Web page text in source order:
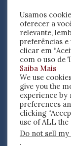
nós
FONTES E
As resenhas,
periódicos
você tem
periódico,
Conheça o
índices
ISSN
Usamos
oferecer a
relevante,
preferências e
clicar em
com o uso de
Saiba Mais
We use
give you the
experience
preferences
clicking
use of ALL the
Do not sell
.